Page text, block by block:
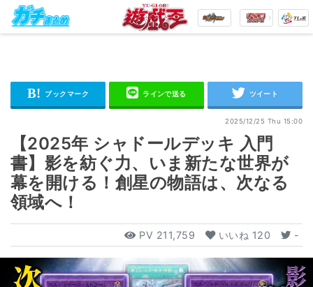
2025/12/25 Thu 15:00
【2025年 シャドールデッキ 入門
書】影を紡ぐ力、いま新たな世界が
幕を開ける！創星の物語は、次なる
領域へ！
PV 211,759 いいね 120 -